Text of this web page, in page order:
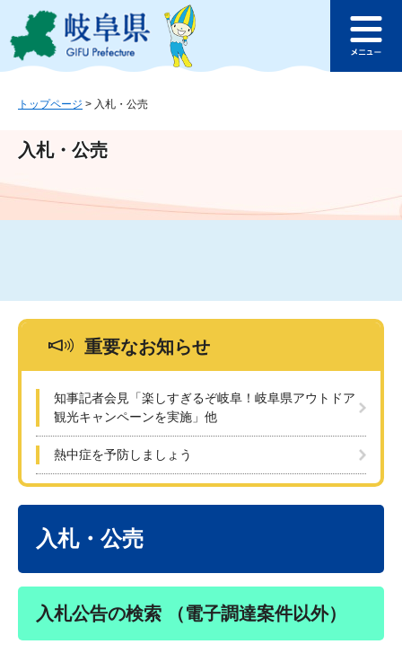
ジ
ュ
文
このページの本文へ
ュ
トップページ > 入札・公売
入札・公売
重要なお知らせ
知事記者会見「楽しすぎるぞ岐阜！岐阜県アウトドア
観光キャンペーンを実施」他
熱中症を予防しましょう
入札・公売
入札公告の検索 （電子調達案件以外）